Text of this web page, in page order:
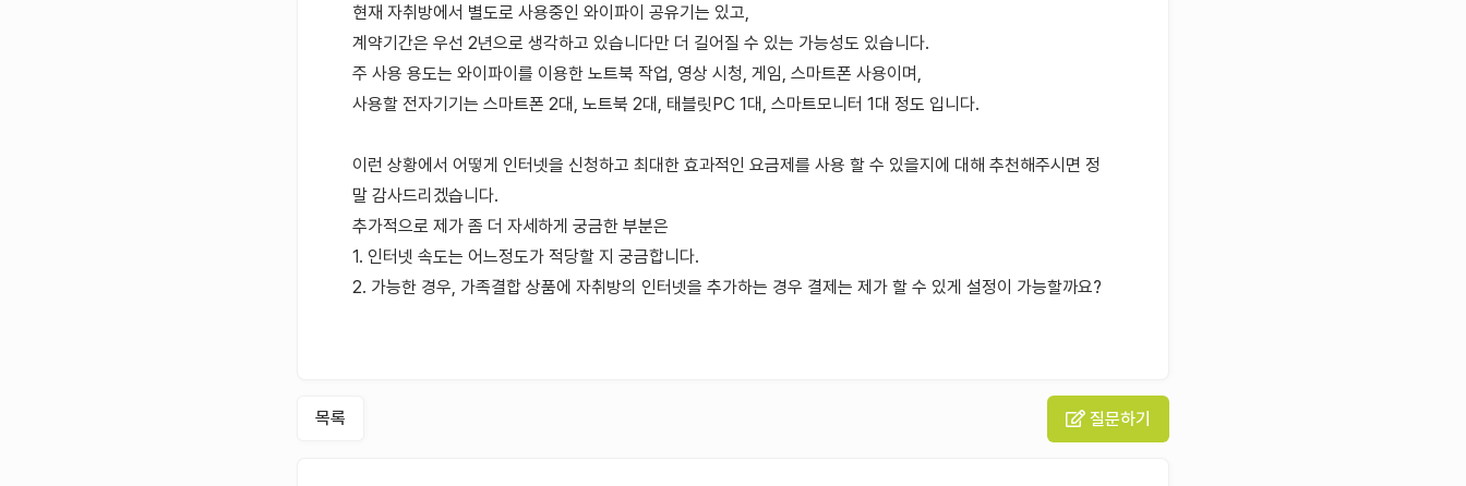
현재 자취방에서 별도로 사용중인 와이파이 공유기는 있고,
계약기간은 우선 2년으로 생각하고 있습니다만 더 길어질 수 있는 가능성도 있습니다.
주 사용 용도는 와이파이를 이용한 노트북 작업, 영상 시청, 게임, 스마트폰 사용이며,
사용할 전자기기는 스마트폰 2대, 노트북 2대, 태블릿PC 1대, 스마트모니터 1대 정도 입니다.
이런 상황에서 어떻게 인터넷을 신청하고 최대한 효과적인 요금제를 사용 할 수 있을지에 대해 추천해주시면 정
말 감사드리겠습니다.
추가적으로 제가 좀 더 자세하게 궁금한 부분은
1. 인터넷 속도는 어느정도가 적당할 지 궁금합니다.
2. 가능한 경우, 가족결합 상품에 자취방의 인터넷을 추가하는 경우 결제는 제가 할 수 있게 설정이 가능할까요?
목록 질문하기